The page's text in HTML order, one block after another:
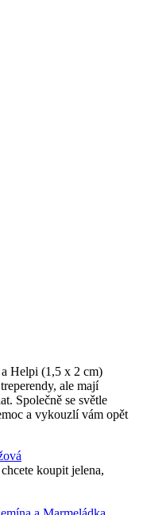
Helpi (1,5 x 2 cm)
ale mají
Společně se světle
a vykouzlí vám opět
koupit jelena,